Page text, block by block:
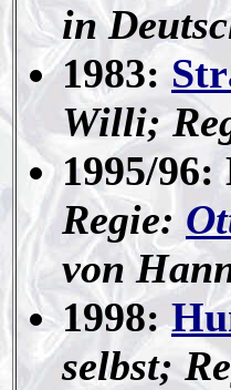
in
1983:
Willi;
1995/
Regie:
von
1998:
selbst;